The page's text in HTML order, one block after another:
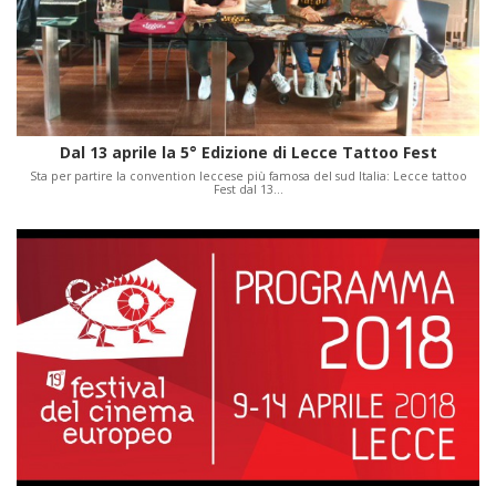
Dal 13 aprile la 5° Edizione di Lecce Tattoo Fest
Sta per partire la convention leccese più famosa del sud Italia: Lecce tattoo
Fest dal 13…